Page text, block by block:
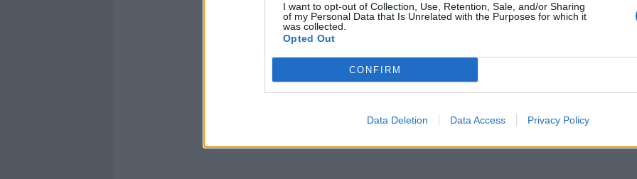
I want to opt-out of Collection, Use, Retention, Sale, and/or Sharing
of my Personal Data that Is Unrelated with the Purposes for which it
was collected.
Opted Out
CONFIRM
Data Deletion Data Access Privacy Policy